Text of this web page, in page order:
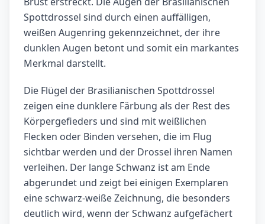
Spottdrossel sind durch einen auffälligen,
weißen Augenring gekennzeichnet, der ihre
dunklen Augen betont und somit ein markantes
Merkmal darstellt.
Die Flügel der Brasilianischen Spottdrossel
zeigen eine dunklere Färbung als der Rest des
Körpergefieders und sind mit weißlichen
Flecken oder Binden versehen, die im Flug
sichtbar werden und der Drossel ihren Namen
verleihen. Der lange Schwanz ist am Ende
abgerundet und zeigt bei einigen Exemplaren
eine schwarz-weiße Zeichnung, die besonders
deutlich wird, wenn der Schwanz aufgefächert